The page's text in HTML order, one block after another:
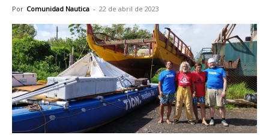
Por Comunidad Nautica - 22 de abril de 2023